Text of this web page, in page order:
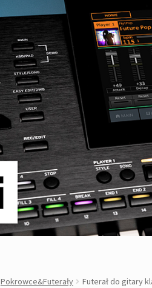
Pokrowce&Futerały Futerał do gitary